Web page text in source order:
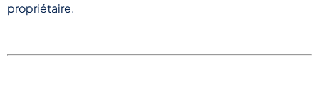
propriétaire.